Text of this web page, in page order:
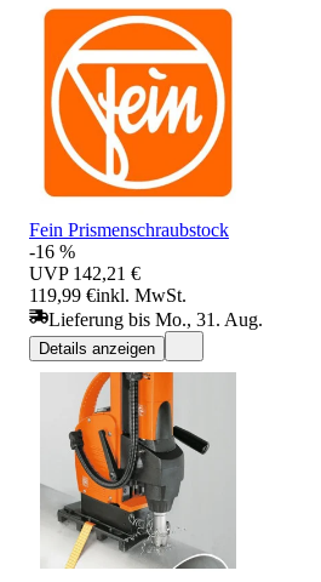
Fein Prismenschraubstock
-16 %
UVP 142,21 €
119,99 €inkl. MwSt.
Lieferung bis Mo., 31. Aug.
Details anzeigen